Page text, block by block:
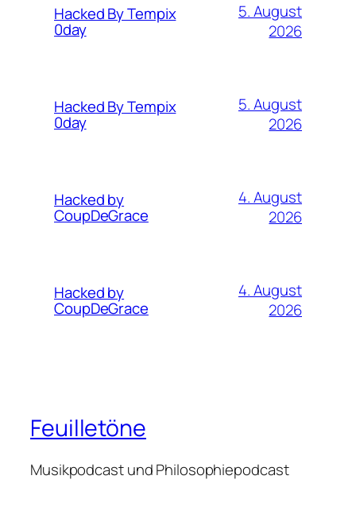
Hacked By Tempix
0day
5. August
2026
Hacked By Tempix
0day
5. August
2026
Hacked by
CoupDeGrace
4. August
2026
Hacked by
CoupDeGrace
4. August
2026
Feuilletöne
Musikpodcast und Philosophiepodcast